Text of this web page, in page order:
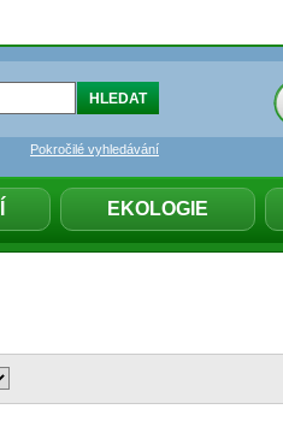
EKOLOGIE
Pokročilé vyhledávání